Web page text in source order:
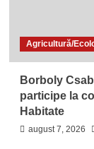
Agricultură/
Borboly
participe la
Habitate
august 7, 2026